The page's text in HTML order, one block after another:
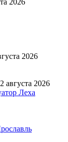
2026
2026
августа 2026